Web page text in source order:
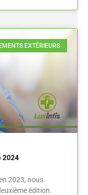
EXTÉRIEURS
2024
2023, nous
édition.